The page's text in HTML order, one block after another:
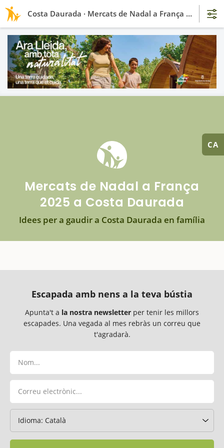
CA
Mercats de Nadal a França
2025 a Costa Daurada
Idees per a gaudir a Costa Daurada en família
Escapada amb nens a la teva bústia
Apunta't a la nostra newsletter per tenir les millors
escapades. Una vegada al mes rebràs un correu que
t'agradarà.
Costa Daurada · Mercats de Nadal a França 2025